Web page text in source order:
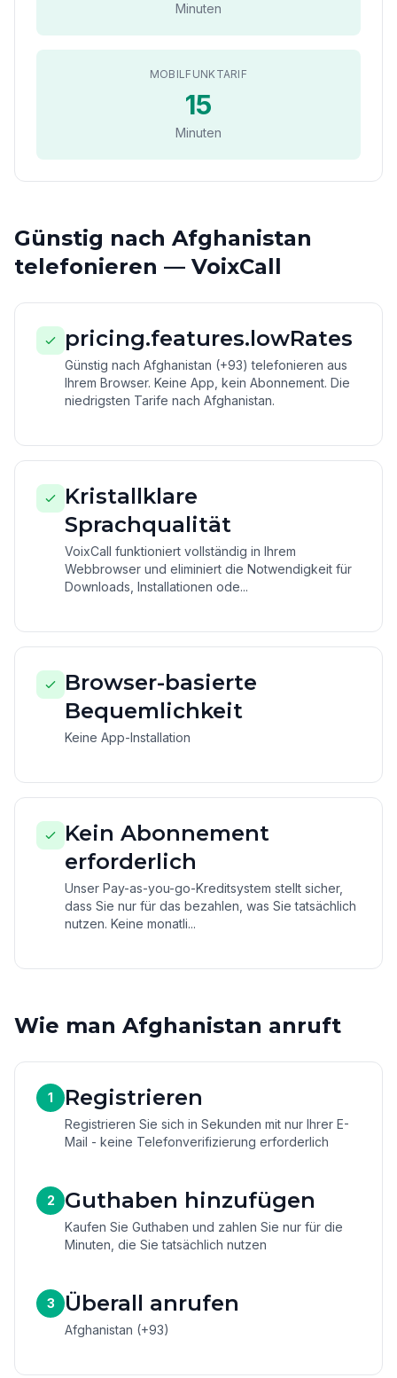
Minuten
MOBILFUNKTARIF
15
Minuten
Günstig nach Afghanistan
telefonieren — VoixCall
pricing.features.lowRates
Günstig nach Afghanistan (+93) telefonieren aus
Ihrem Browser. Keine App, kein Abonnement. Die
niedrigsten Tarife nach Afghanistan.
Kristallklare
Sprachqualität
VoixCall funktioniert vollständig in Ihrem
Webbrowser und eliminiert die Notwendigkeit für
Downloads, Installationen ode...
Browser-basierte
Bequemlichkeit
Keine App-Installation
Kein Abonnement
erforderlich
Unser Pay-as-you-go-Kreditsystem stellt sicher,
dass Sie nur für das bezahlen, was Sie tatsächlich
nutzen. Keine monatli...
Wie man Afghanistan anruft
1 Registrieren
Registrieren Sie sich in Sekunden mit nur Ihrer E-
Mail - keine Telefonverifizierung erforderlich
2 Guthaben hinzufügen
Kaufen Sie Guthaben und zahlen Sie nur für die
Minuten, die Sie tatsächlich nutzen
3 Überall anrufen
Afghanistan (+93)